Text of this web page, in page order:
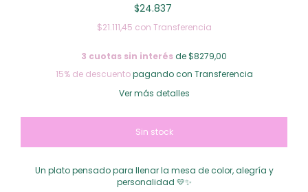
$24.837
$21.111,45 con Transferencia
3 cuotas sin interésde $8279,00
15% de descuentopagando con Transferencia
Ver más detalles
Un plato pensado para llenar la mesa de color, alegría y
personalidad 💛✨